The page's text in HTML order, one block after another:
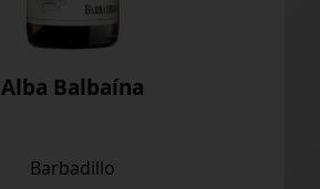
Alba Balbaína
Barbadillo